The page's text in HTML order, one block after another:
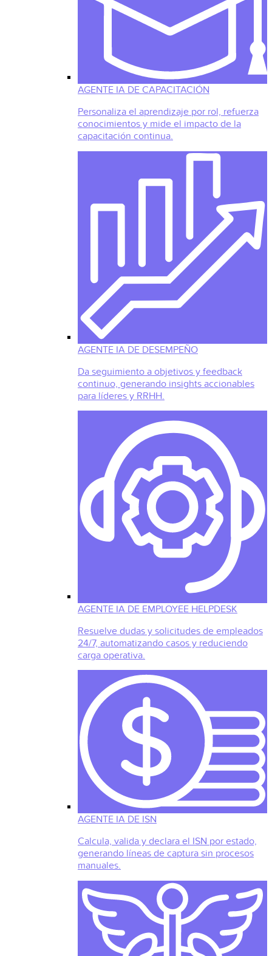
AGENTE IA DE CAPACITACIÓN
Personaliza el aprendizaje por rol, refuerza
conocimientos y mide el impacto de la
capacitación continua.
AGENTE IA DE DESEMPEÑO
Da seguimiento a objetivos y feedback
continuo, generando insights accionables
para líderes y RRHH.
AGENTE IA DE EMPLOYEE HELPDESK
Resuelve dudas y solicitudes de empleados
24/7, automatizando casos y reduciendo
carga operativa.
AGENTE IA DE ISN
Calcula, valida y declara el ISN por estado,
generando líneas de captura sin procesos
manuales.